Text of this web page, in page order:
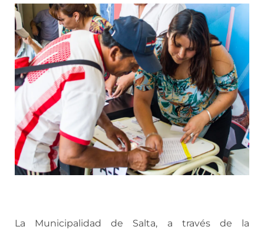
La Municipalidad de Salta, a través de la